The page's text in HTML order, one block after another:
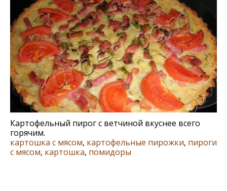
Картофельный пирог с ветчиной вкуснее всего
горячим.
картошка с мясом, картофельные пирожки, пироги
с мясом, картошка, помидоры